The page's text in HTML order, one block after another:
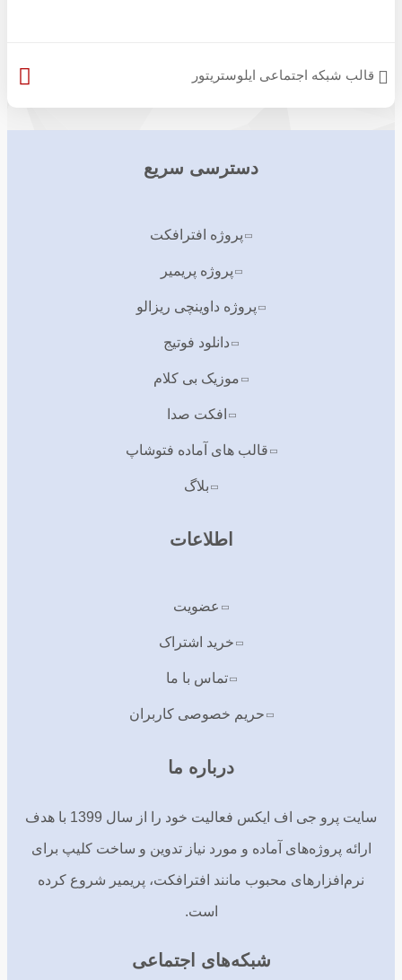
قالب شبکه اجتماعی ایلوستریتور
دسترسی سریع
پروژه افترافکت
پروژه پریمیر
پروژه داوینچی ریزالو
دانلود فوتیج
موزیک بی کلام
افکت صدا
قالب های آماده فتوشاپ
بلاگ
اطلاعات
عضویت
خرید اشتراک
تماس با ما
حریم خصوصی کاربران
درباره ما
سایت پرو جی اف ایکس فعالیت خود را از سال 1399 با هدف
ارائه پروژه‌های آماده و مورد نیاز تدوین و ساخت کلیپ برای
نرم‌افزارهای محبوب مانند افترافکت، پریمیر شروع کرده
است.
شبکه‌های اجتماعی